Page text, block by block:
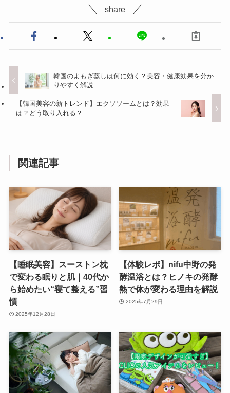
share
韓国のよもぎ蒸しは何に効く？美容・健康効果を分か
りやすく解説
【韓国美容の新トレンド】エクソソームとは？効果
は？どう取り入れる？
関連記事
【睡眠美容】スーストン枕
で変わる眠りと肌｜40代か
ら始めたい“寝て整える”習
慣
2025年12月28日
【体験レポ】nifu中野の発
酵温浴とは？ヒノキの発酵
熱で体が変わる理由を解説
2025年7月29日